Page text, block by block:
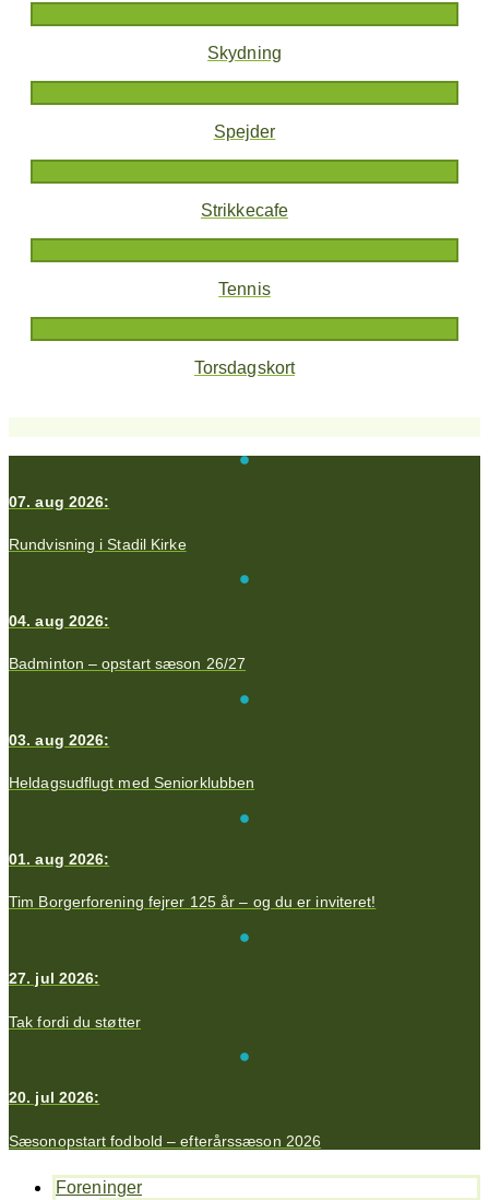
Skydning
Spejder
Strikkecafe
Tennis
Torsdagskort
07. aug 2026:
Rundvisning i Stadil Kirke
04. aug 2026:
Badminton – opstart sæson 26/27
03. aug 2026:
Heldagsudflugt med Seniorklubben
01. aug 2026:
Tim Borgerforening fejrer 125 år – og du er inviteret!
27. jul 2026:
Tak fordi du støtter
20. jul 2026:
Sæsonopstart fodbold – efterårssæson 2026
Foreninger